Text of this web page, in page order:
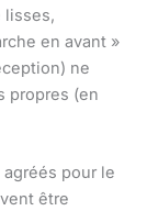
lisses,
en avant »
ne
propres (en
pour le
être